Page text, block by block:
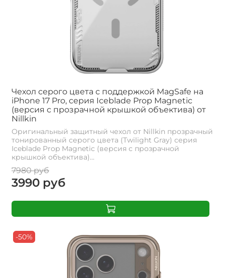
Чехол серого цвета с поддержкой MagSafe на
iPhone 17 Pro, серия Iceblade Prop Magnetic
(версия с прозрачной крышкой объектива) от
Nillkin
Оригинальный защитный чехол от Nillkin прозрачный
тонированный серого цвета (Twilight Gray) серия
Iceblade Prop Magnetic (версия с прозрачной
крышкой объектива)...
7980 руб
3990 руб
-50%